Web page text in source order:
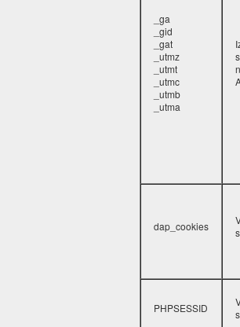
_ga
_gid
_gat
_utmz
_utmt
_utmc
_utmb
_utma
dap_cookies
PHPSESSID